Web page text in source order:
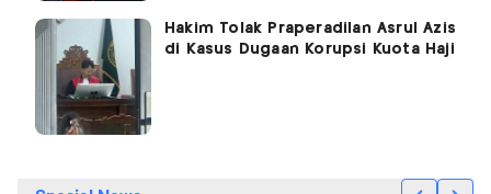
Hakim Tolak Praperadilan Asrul Azis
di Kasus Dugaan Korupsi Kuota Haji